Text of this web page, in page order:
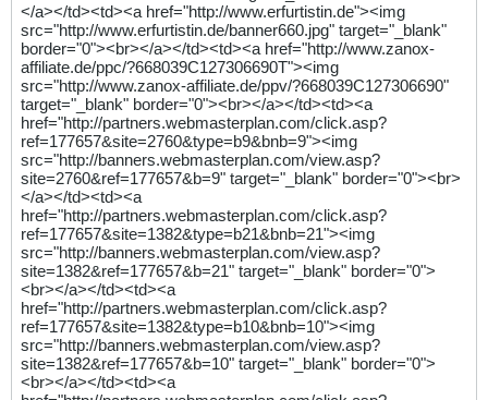
</a></td><td><a href="http://www.erfurtistin.de"><img
src="http://www.erfurtistin.de/banner660.jpg" target="_blank"
border="0"><br></a></td><td><a href="http://www.zanox-
affiliate.de/ppc/?668039C127306690T"><img
src="http://www.zanox-affiliate.de/ppv/?668039C127306690"
target="_blank" border="0"><br></a></td><td><a
href="http://partners.webmasterplan.com/click.asp?
ref=177657&site=2760&type=b9&bnb=9"><img
src="http://banners.webmasterplan.com/view.asp?
site=2760&ref=177657&b=9" target="_blank" border="0"><br>
</a></td><td><a
href="http://partners.webmasterplan.com/click.asp?
ref=177657&site=1382&type=b21&bnb=21"><img
src="http://banners.webmasterplan.com/view.asp?
site=1382&ref=177657&b=21" target="_blank" border="0">
<br></a></td><td><a
href="http://partners.webmasterplan.com/click.asp?
ref=177657&site=1382&type=b10&bnb=10"><img
src="http://banners.webmasterplan.com/view.asp?
site=1382&ref=177657&b=10" target="_blank" border="0">
<br></a></td><td><a